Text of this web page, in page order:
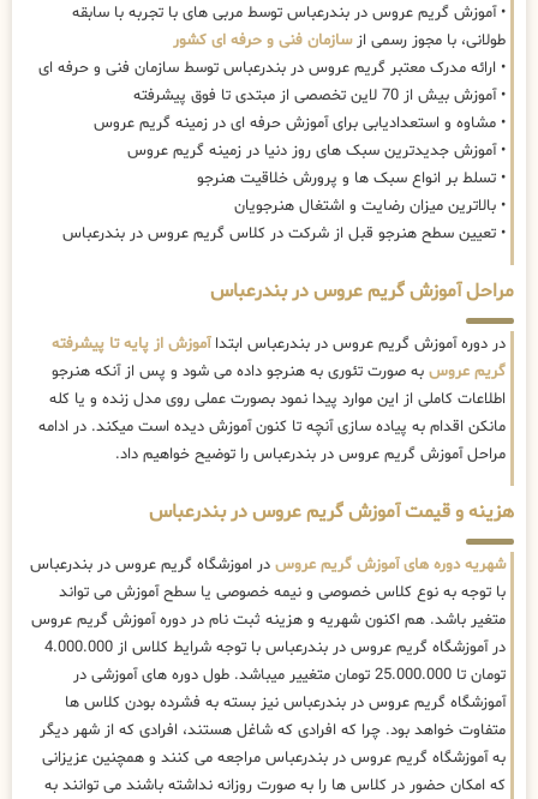
• آموزش گریم عروس در بندرعباس توسط مربی های با تجربه با سابقه
طولانی، با مجوز رسمی ازسازمان فنی و حرفه ای کشور
• ارائه مدرک معتبر گریم عروس در بندرعباس توسط سازمان فنی و حرفه ای
• آموزش بیش از 70 لاین تخصصی از مبتدی تا فوق پیشرفته
• مشاوه و استعدادیابی برای آموزش حرفه ای در زمینه گریم عروس
• آموزش جدیدترین سبک های روز دنیا در زمینه گریم عروس
• تسلط بر انواع سبک ها و پرورش خلاقیت هنرجو
• بالاترین میزان رضایت و اشتغال هنرجویان
• تعیین سطح هنرجو قبل از شرکت در کلاس گریم عروس در بندرعباس
مراحل آموزش گریم عروس در بندرعباس
در دوره آموزش گریم عروس در بندرعباس ابتداآموزش از پایه تا پیشرفته
گریم عروس به صورت تئوری به هنرجو داده می شود و پس از آنکه هنرجو
اطلاعات کاملی از این موارد پیدا نمود بصورت عملی روی مدل زنده و یا کله
مانکن اقدام به پیاده سازی آنچه تا کنون آموزش دیده است میکند. در ادامه
مراحل آموزش گریم عروس در بندرعباس را توضیح خواهیم داد.
هزینه و قیمت آموزش گریم عروس در بندرعباس
شهریه دوره های آموزش گریم عروس در اموزشگاه گریم عروس در بندرعباس
با توجه به نوع کلاس خصوصی و نیمه خصوصی یا سطح آموزش می تواند
متغیر باشد. هم اکنون شهریه و هزینه ثبت نام در دوره آموزش گریم عروس
در آموزشگاه گریم عروس در بندرعباس با توجه شرایط کلاس از 4.000.000
تومان تا 25.000.000 تومان متغییر میباشد. طول دوره های آموزشی در
آموزشگاه گریم عروس در بندرعباس نیز بسته به فشرده بودن کلاس ها
متفاوت خواهد بود. چرا که افرادی که شاغل هستند، افرادی که از شهر دیگر
به آموزشگاه گریم عروس در بندرعباس مراجعه می کنند و همچنین عزیزانی
که امکان حضور در کلاس ها را به صورت روزانه نداشته باشند می توانند به